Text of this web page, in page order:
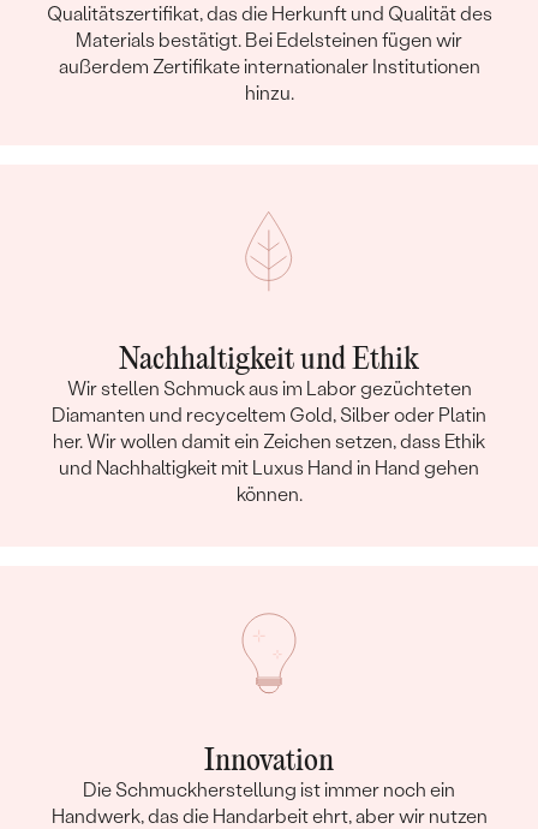
Qualitätszertifikat, das die Herkunft und Qualität des
Materials bestätigt. Bei Edelsteinen fügen wir
außerdem Zertifikate internationaler Institutionen
hinzu.
Nachhaltigkeit und Ethik
Wir stellen Schmuck aus im Labor gezüchteten
Diamanten und recyceltem Gold, Silber oder Platin
her. Wir wollen damit ein Zeichen setzen, dass Ethik
und Nachhaltigkeit mit Luxus Hand in Hand gehen
können.
Innovation
Die Schmuckherstellung ist immer noch ein
Handwerk, das die Handarbeit ehrt, aber wir nutzen